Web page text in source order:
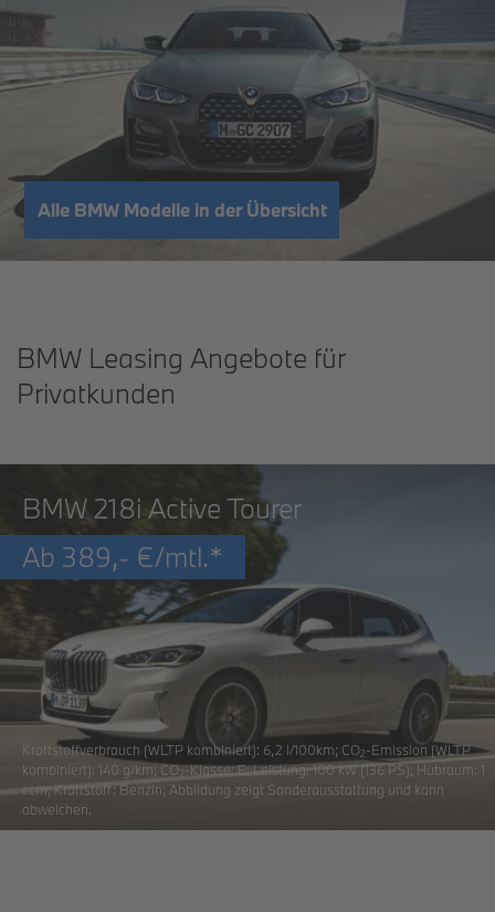
Alle BMW Modelle in der Übersicht
BMW Leasing Angebote für
Privatkunden
BMW 218i Active Tourer
Ab 389,- €/mtl.*
Kraftstoffverbrauch (WLTP kombiniert): 6,2 l/100km; CO2-Emission (WLTP
kombiniert): 140 g/km; CO2-Klasse: E; Leistung: 100 kW (136 PS); Hubraum: 1
ccm; Kraftstoff: Benzin; Abbildung zeigt Sonderausstattung und kann
abweichen.